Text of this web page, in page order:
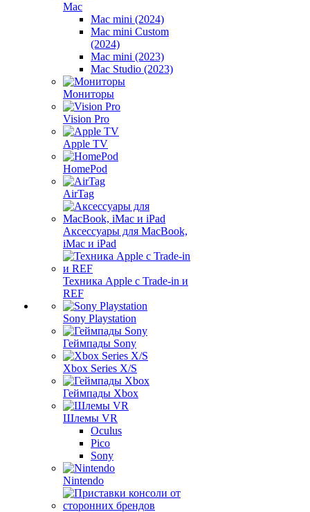
Mac
Mac mini (2024)
Mac mini Custom
(2024)
Mac mini (2023)
Mac Studio (2023)
Мониторы
Vision Pro
Apple TV
HomePod
AirTag
Аксессуары для MacBook,
iMac и iPad
Техника Apple с Trade-in и
REF
Sony Playstation
Геймпады Sony
Xbox Series X/S
Геймпады Xbox
Шлемы VR
Oculus
Pico
Sony
Nintendo